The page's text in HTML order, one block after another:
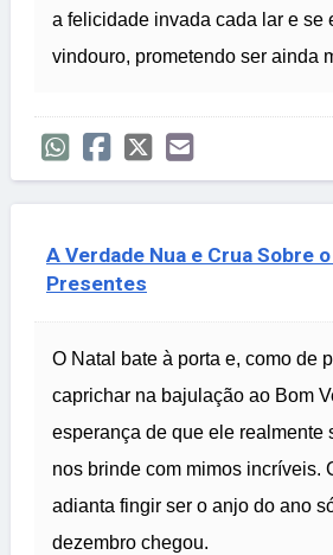
a felicidade invada cada lar e se
vindouro, prometendo ser ainda
A Verdade Nua e Crua Sobre
Presentes
O Natal bate à porta e, como de
caprichar na bajulação ao Bom
esperança de que ele realmente
nos brinde com mimos incríveis.
adianta fingir ser o anjo do ano
dezembro chegou.